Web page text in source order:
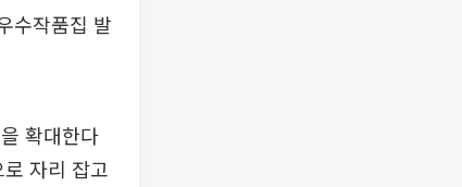
수작품집 발
확대한다
자리 잡고